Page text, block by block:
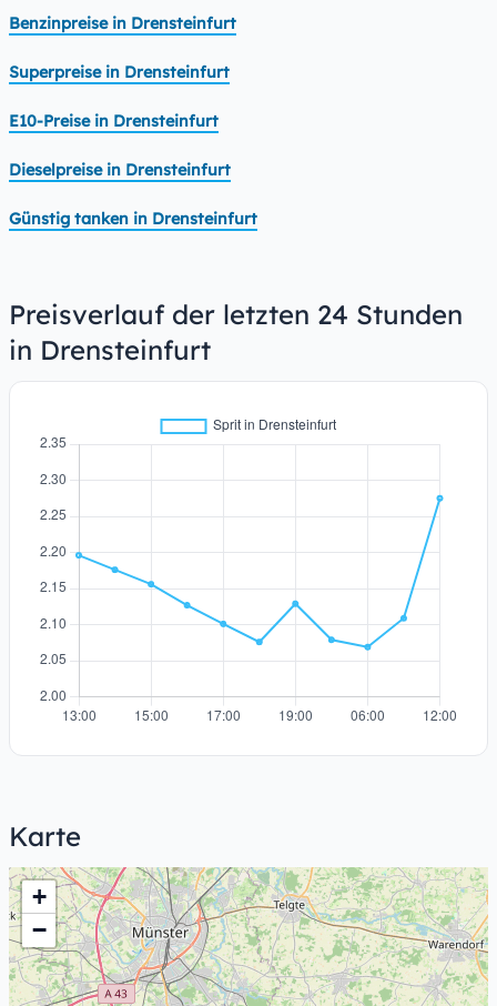
Benzinpreise in Drensteinfurt
Superpreise in Drensteinfurt
E10-Preise in Drensteinfurt
Dieselpreise in Drensteinfurt
Günstig tanken in Drensteinfurt
Preisverlauf der letzten 24 Stunden
in Drensteinfurt
Karte
+
−